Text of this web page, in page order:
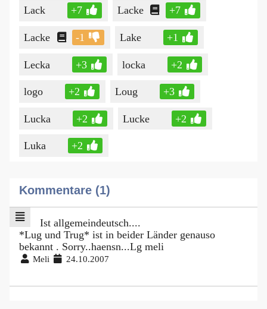
Lack +7 Lacke +7
Lacke -1 Lake +1
Lecka +3 locka +2
logo +2 Loug +3
Lucka +2 Lucke +2
Luka +2
Kommentare (1)
Ist allgemeindeutsch....
*Lug und Trug* ist in beider Länder genauso
bekannt . Sorry..haensn...Lg meli
Meli 24.10.2007